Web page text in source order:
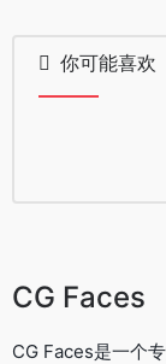
你可能喜欢
CG Faces
CG Faces是一个